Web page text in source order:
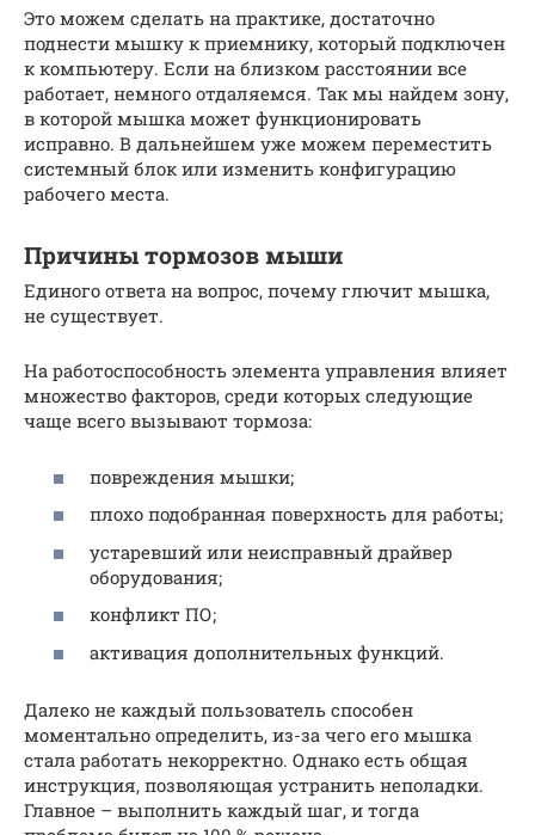
Это можем сделать на практике, достаточно
поднести мышку к приемнику, который подключен
к компьютеру. Если на близком расстоянии все
работает, немного отдаляемся. Так мы найдем зону,
в которой мышка может функционировать
исправно. В дальнейшем уже можем переместить
системный блок или изменить конфигурацию
рабочего места.
Причины тормозов мыши
Единого ответа на вопрос, почему глючит мышка,
не существует.
На работоспособность элемента управления влияет
множество факторов, среди которых следующие
чаще всего вызывают тормоза:
повреждения мышки;
плохо подобранная поверхность для работы;
устаревший или неисправный драйвер
оборудования;
конфликт ПО;
активация дополнительных функций.
Далеко не каждый пользователь способен
моментально определить, из-за чего его мышка
стала работать некорректно. Однако есть общая
инструкция, позволяющая устранить неполадки.
Главное – выполнить каждый шаг, и тогда